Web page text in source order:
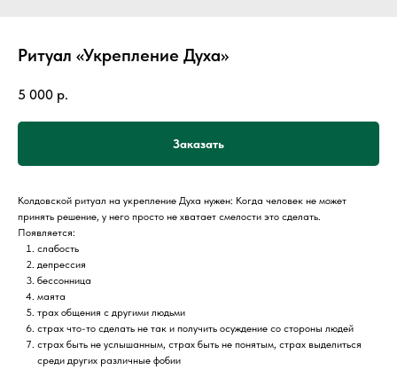
Ритуал «Укрепление Духа»
5 000 р.
Заказать
Колдовской ритуал на укрепление Духа нужен: Когда человек не может
принять решение, у него просто не хватает смелости это сделать.
Появляется:
слабость
депрессия
бессонница
маята
трах общения с другими людьми
страх что-то сделать не так и получить осуждение со стороны людей
страх быть не услышанным, страх быть не понятым, страх выделиться
среди других различные фобии